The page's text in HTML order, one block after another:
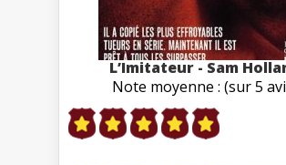
L’Imitateur - Sam
Note moyenne : (sur 5